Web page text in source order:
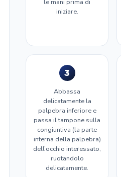
le mani prima di
iniziare.
3
Abbassa
delicatamente la
palpebra inferiore e
passa il tampone sulla
congiuntiva (la parte
interna della palpebra)
dell’occhio interessato,
ruotandolo
delicatamente.